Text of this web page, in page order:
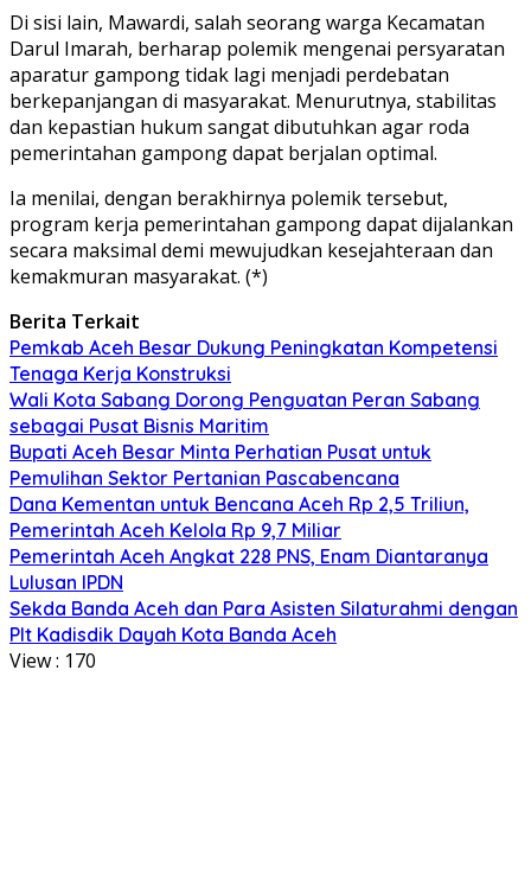
Di sisi lain, Mawardi, salah seorang warga Kecamatan
Darul Imarah, berharap polemik mengenai persyaratan
aparatur gampong tidak lagi menjadi perdebatan
berkepanjangan di masyarakat. Menurutnya, stabilitas
dan kepastian hukum sangat dibutuhkan agar roda
pemerintahan gampong dapat berjalan optimal.
Ia menilai, dengan berakhirnya polemik tersebut,
program kerja pemerintahan gampong dapat dijalankan
secara maksimal demi mewujudkan kesejahteraan dan
kemakmuran masyarakat. (*)
Berita Terkait
Pemkab Aceh Besar Dukung Peningkatan Kompetensi
Tenaga Kerja Konstruksi
Wali Kota Sabang Dorong Penguatan Peran Sabang
sebagai Pusat Bisnis Maritim
Bupati Aceh Besar Minta Perhatian Pusat untuk
Pemulihan Sektor Pertanian Pascabencana
Dana Kementan untuk Bencana Aceh Rp 2,5 Triliun,
Pemerintah Aceh Kelola Rp 9,7 Miliar
Pemerintah Aceh Angkat 228 PNS, Enam Diantaranya
Lulusan IPDN
Sekda Banda Aceh dan Para Asisten Silaturahmi dengan
Plt Kadisdik Dayah Kota Banda Aceh
View : 170